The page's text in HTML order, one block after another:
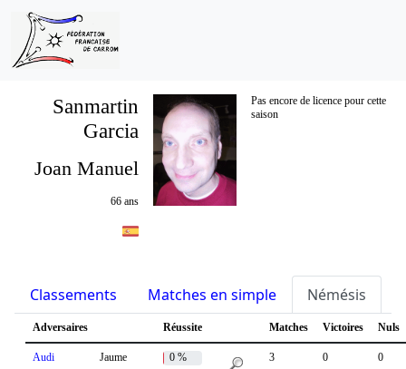
Sanmartin
Garcia
Pas encore de licence pour cette
saison
Joan Manuel
66 ans
Classements Matches en simple Némésis
Adversaires Réussite Matches Victoires Nuls
Audi Jaume 0 % 3 0 0